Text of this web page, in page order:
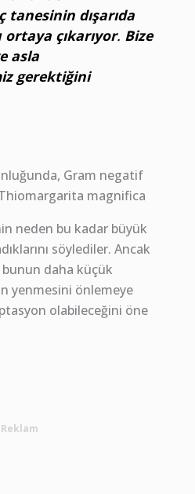
dışarıda
çıkarıyor. Bize
asla
gerektiğini
Gram negatif
magnifica
neden bu kadar büyük
söylediler. Ancak
bunun daha küçük
yenmesini önlemeye
olabileceğini öne
Reklam